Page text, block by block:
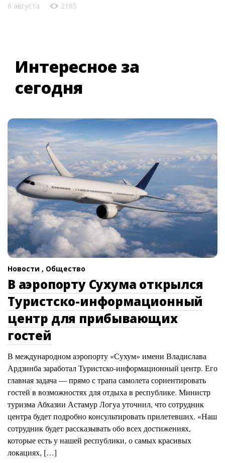
6 августа 2165
Интересное за
сегодня
Новости , Общество
В аэропорту Сухума открылся
Туристско-информационный
центр для прибывающих
гостей
В международном аэропорту «Сухум» имени Владислава
Ардзинба заработал Туристско-информационный центр. Его
главная задача — прямо с трапа самолета сориентировать
гостей в возможностях для отдыха в республике. Министр
туризма Абхазии Астамур Логуа уточнил, что сотрудник
центра будет подробно консультировать прилетевших. «Наш
сотрудник будет рассказывать обо всех достижениях,
которые есть у нашей республики, о самых красивых
локациях, […]